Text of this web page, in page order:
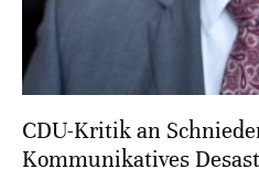
CDU-Kritik an
Kommunikatives